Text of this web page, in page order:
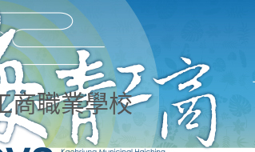
商職業學校